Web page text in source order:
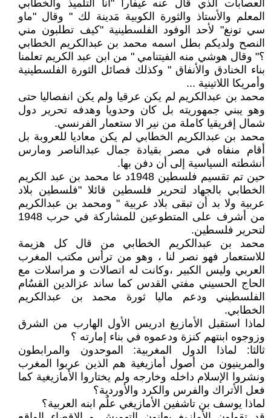
العصابات الذي قال عنه غيفارا "أنا التلميذ والخطابي
المعلم والأستاذ والثورة الكوبية مَدينة لك " وقال "ماو
سي تونغ" لأحد الوفود الفلسطينية "كيف تطلبون مني
النصح ولديكم بطل اسمه محمد بن عبدالكريم الخطابي
؟" وقال هوشي منه الفيتنامي " من ابن عبد الكريم تعلمنا
بناء الخنادق والأنفاق " وكذلك فصائل الثورة الفلسطينية
وأمريكا اللاتينية ...
محمد بن عبدالكريم لم يكن عرقيا ولم يكن انفصاليا حتى
وهو يبني جمهوريته بل كان وحدويا وهدفه تحرير دول
شمال إفريقيا كاملة من نير الا ستعمار الفرنسي.
محمد بن عبدالكريم الخطابي لم يكن معاديا للعروبة بل
أقام منفاه في مصر بقيادة جمال عبدالناصر ومارس
أنشطته السياسية إلى أن دفن بها.
حين تم تقسيم فلسطين 1948د عا محمد بن عبد الكريم
الخطابي بالجهاد لتحرير فلسطين قائلا "فلسطين بلاد
عربية ولا بد أن تبقى بلاد عربية " ومحمد بن عبدالكريم
من أشرف على المتطوعين للمشاركة في حرب 1948
لتحرير فلسطين.
محمد بن عبدالكريم الخطابي من قال كل هزيمة
للاستعمار فهو نصر لنا ، وهو من ترأس مكتب المغرب
العربي وليس الكبير ،وكانت له اتصالات و مراسلات مع
الحاج الحسيني مفتي القدس كما ساند عزالدين القسٌام
الفلسطيني ودعم ماليا ثورة محمد بن عبدالكريم
الخطابي.
لماذا استقبل الأمازيغ ادريس الأول الهارب من الشرق
وزوجوه ابنتهم كنزة ودعموه في بناء إمارته ؟
ثالثا: لماذا الدول المغربية: الموحدون والمرابطون
والمرينيون من أصول أمازيغية هم الذين عربوا المغرب
ونشروا الإسلام داخله وخارجه ولم يختاروا الأمازيغية كما
فعل الأتراك والفرس والكرد والأوردية؟
لماذا يوسف بن تاشفين الأمازيغي علٌم ابنه العربية؟